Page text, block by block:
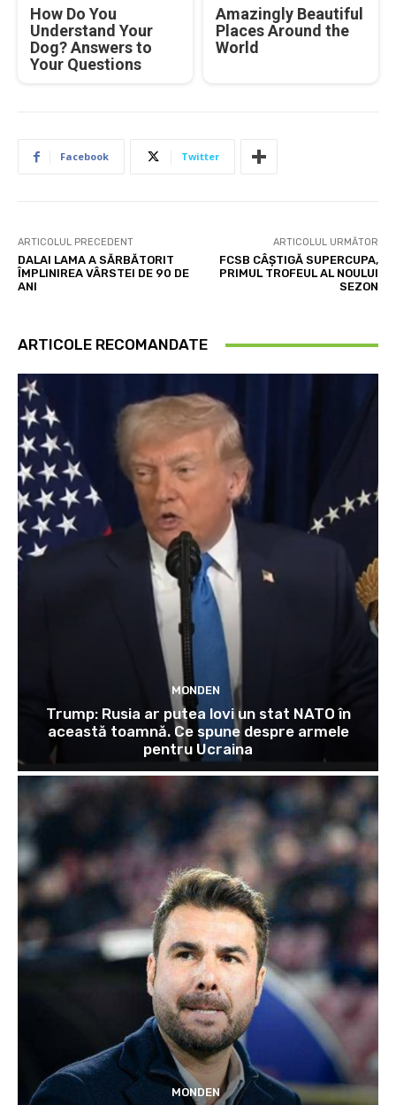
How Do You
Understand Your
Dog? Answers to
Your Questions
Amazingly Beautiful
Places Around the
World
Facebook Twitter
ARTICOLUL PRECEDENT
DALAI LAMA A SĂRBĂTORIT
ÎMPLINIREA VÂRSTEI DE 90 DE
ANI
ARTICOLUL URMĂTOR
FCSB CÂȘTIGĂ SUPERCUPA,
PRIMUL TROFEUL AL NOULUI
SEZON
ARTICOLE RECOMANDATE
MONDEN
Trump: Rusia ar putea lovi un stat NATO în
această toamnă. Ce spune despre armele
pentru Ucraina
MONDEN